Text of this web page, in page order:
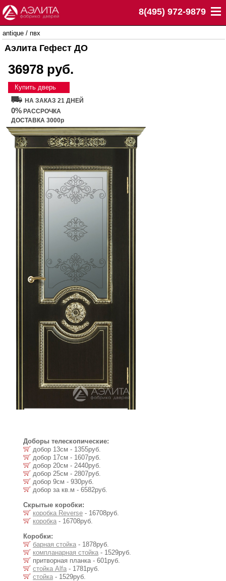
8(495) 972-9879
antique / пвх
Аэлита Гефест ДО
36978 руб.
Купить дверь
НА ЗАКАЗ 21 ДНЕЙ
0% РАССРОЧКА
ДОСТАВКА 3000р
Доборы телескопические:
добор 13см - 1355руб.
добор 17см - 1607руб.
добор 20см - 2440руб.
добор 25см - 2807руб.
добор 9см - 930руб.
добор за кв.м - 6582руб.
Скрытые коробки:
коробка Reverse - 16708руб.
коробка - 16708руб.
Коробки:
барная стойка - 1878руб.
компланарная стойка - 1529руб.
притворная планка - 601руб.
стойка Alfa - 1781руб.
стойка - 1529руб.